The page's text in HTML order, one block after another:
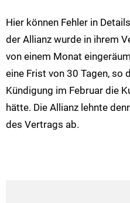
Hier können Fehler in
der Allianz wurde in ihrem
von einem Monat
eine Frist von 30 Tagen, so
Kündigung im Februar die
hätte. Die Allianz lehnte
des Vertrags ab.